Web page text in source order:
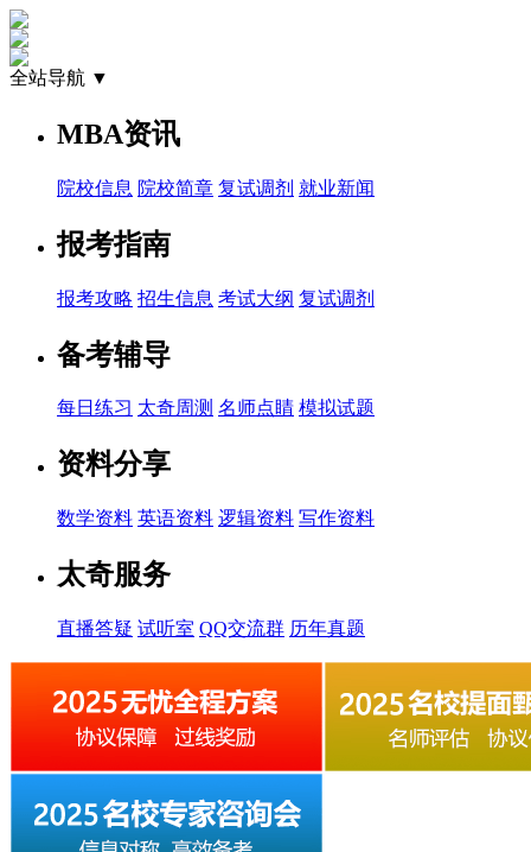
全站导航 ▼
MBA资讯
院校信息 院校简章 复试调剂 就业新闻
报考指南
报考攻略 招生信息 考试大纲 复试调剂
备考辅导
每日练习 太奇周测 名师点睛 模拟试题
资料分享
数学资料 英语资料 逻辑资料 写作资料
太奇服务
直播答疑 试听室 QQ交流群 历年真题